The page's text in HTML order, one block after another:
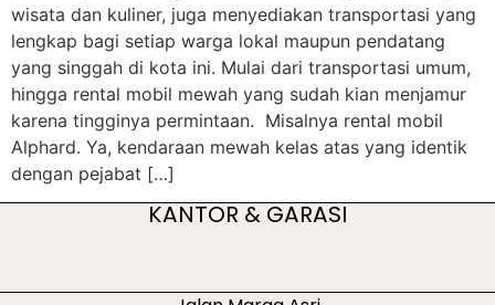
wisata dan kuliner, juga menyediakan transportasi yang
lengkap bagi setiap warga lokal maupun pendatang
yang singgah di kota ini. Mulai dari transportasi umum,
hingga rental mobil mewah yang sudah kian menjamur
karena tingginya permintaan. Misalnya rental mobil
Alphard. Ya, kendaraan mewah kelas atas yang identik
dengan pejabat […]
KANTOR & GARASI